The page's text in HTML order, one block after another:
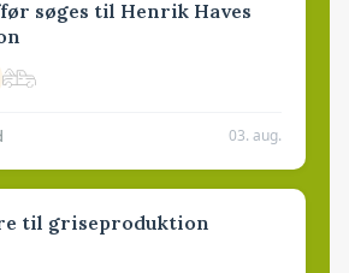
søges til Henrik Haves
03. aug.
til griseproduktion